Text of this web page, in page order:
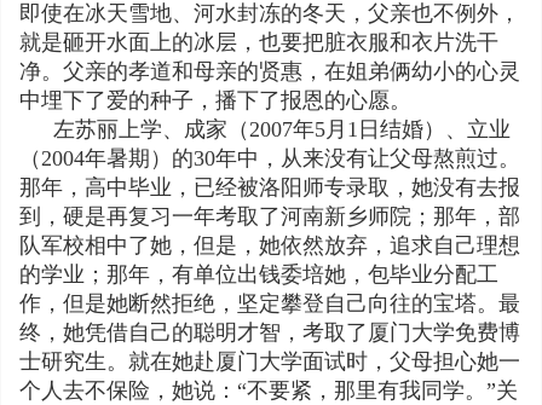
即使在冰天雪地、河水封冻的冬天，父亲也不例外，
就是砸开水面上的冰层，也要把脏衣服和衣片洗干
净。父亲的孝道和母亲的贤惠，在姐弟俩幼小的心灵
中埋下了爱的种子，播下了报恩的心愿。
左苏丽上学、成家（2007年5月1日结婚）、立业
（2004年暑期）的30年中，从来没有让父母熬煎过。
那年，高中毕业，已经被洛阳师专录取，她没有去报
到，硬是再复习一年考取了河南新乡师院；那年，部
队军校相中了她，但是，她依然放弃，追求自己理想
的学业；那年，有单位出钱委培她，包毕业分配工
作，但是她断然拒绝，坚定攀登自己向往的宝塔。最
终，她凭借自己的聪明才智，考取了厦门大学免费博
士研究生。就在她赴厦门大学面试时，父母担心她一
个人去不保险，她说：“不要紧，那里有我同学。”关